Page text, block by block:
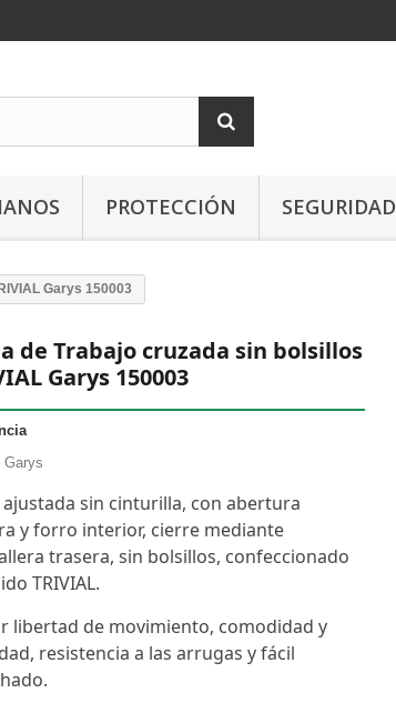
PROTECCIÓN SEGURIDAD
Garys 150003
de Trabajo cruzada sin bolsillos
Garys 150003
Garys
ajustada sin cinturilla, con abertura
y forro interior, cierre mediante
trasera, sin bolsillos, confeccionado
TRIVIAL.
libertad de movimiento, comodidad y
resistencia a las arrugas y fácil